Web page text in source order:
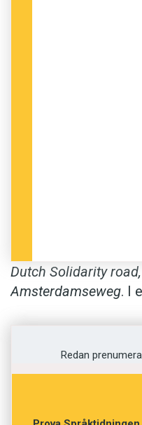
Dutch Solidarity
Amsterdamseweg. I
flyktinglägret Askar
Redan